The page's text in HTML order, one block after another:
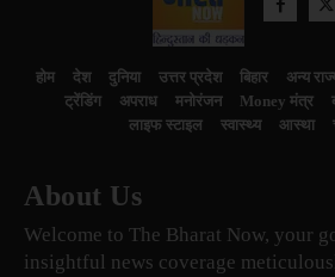
होम देश दुनिया उत्तर प्रदेश बिहार अन्य
ट्रेंडिंग
अपराध मनोरंजन Money मंत्र
लाइफ स्टाइल
स्वास्थ्य आस्था
About Us
Welcome to The Bharat Now, your
insightful news coverage